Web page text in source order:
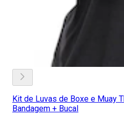
Kit de Luvas de Boxe e Muay
Bandagem + Bucal